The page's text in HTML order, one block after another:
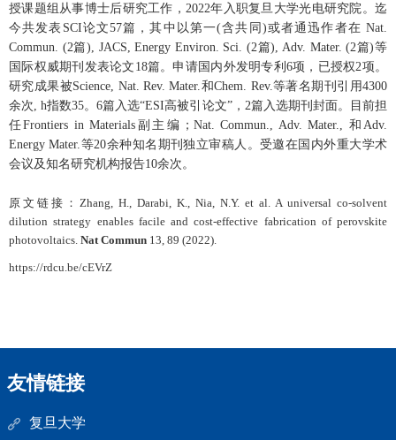
授课题组从事博士后研究工作，2022年入职复旦大学光电研究院。迄
今共发表SCI论文57篇，其中以第一(含共同)或者通迅作者在 Nat.
Commun. (2篇), JACS, Energy Environ. Sci. (2篇), Adv. Mater. (2篇)等
国际权威期刊发表论文18篇。申请国内外发明专利6项，已授权2项。
研究成果被Science, Nat. Rev. Mater.和Chem. Rev.等著名期刊引用4300
余次, h指数35。6篇入选“ESI高被引论文”，2篇入选期刊封面。目前担
任Frontiers in Materials副主编；Nat. Commun., Adv. Mater., 和Adv.
Energy Mater.等20余种知名期刊独立审稿人。受邀在国内外重大学术
会议及知名研究机构报告10余次。
原文链接 ： Zhang, H., Darabi, K., Nia, N.Y. et al. A universal co-solvent
dilution strategy enables facile and cost-effective fabrication of perovskite
photovoltaics. Nat Commun 13, 89 (2022).
https://rdcu.be/cEVrZ
友情链接
复旦大学